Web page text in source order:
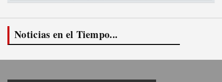
Noticias en el Tiempo...